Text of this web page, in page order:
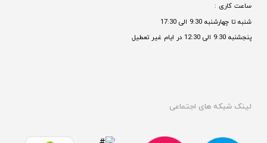
ساعت کاری :
شنبه تا چهارشنبه 9:30 الی 17:30
پنجشنبه 9:30 الی 12:30 در ایام غیر تعطیل
لینک شبکه های اجتماعی